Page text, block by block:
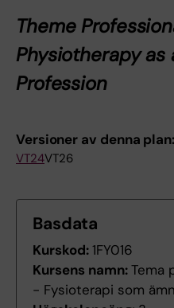
Theme
Physiotherapy
Profession
Versioner av denna plan:
VT24VT26
Basdata
Kurskod:1FY016
Kursens namn:Tema
- Fysioterapi som